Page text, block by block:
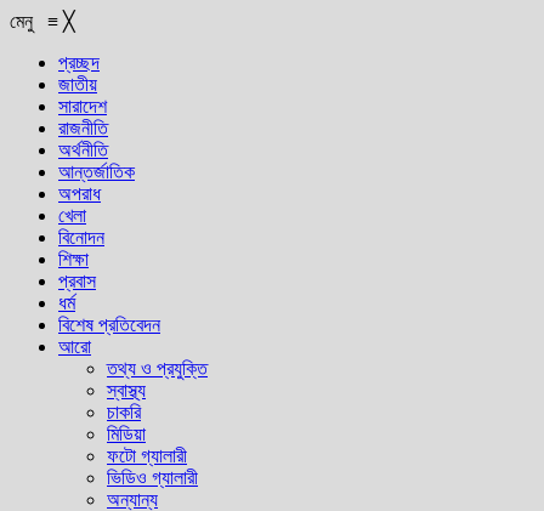
মেনু ≡ ╳
প্রচ্ছদ
জাতীয়
সারাদেশ
রাজনীতি
অর্থনীতি
আন্তর্জাতিক
অপরাধ
খেলা
বিনোদন
শিক্ষা
প্রবাস
ধর্ম
বিশেষ প্রতিবেদন
আরো
তথ্য ও প্রযুক্তি
স্বাস্থ্য
চাকরি
মিডিয়া
ফটো গ্যালারী
ভিডিও গ্যালারী
অন্যান্য